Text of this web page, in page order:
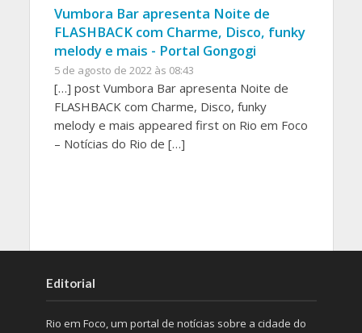
Vumbora Bar apresenta Noite de
FLASHBACK com Charme, Disco, funky
melody e mais - Portal Gongogi
5 de agosto de 2022 às 08:43
[…] post Vumbora Bar apresenta Noite de
FLASHBACK com Charme, Disco, funky
melody e mais appeared first on Rio em Foco
– Notícias do Rio de […]
Editorial
Rio em Foco, um portal de notícias sobre a cidade do